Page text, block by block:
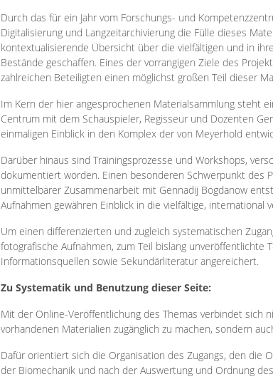
Durch das für ein Jahr vom Forschungs- und
Digitalisierung und Langzeitarchivierung die Fülle dieses
kontextualisierende Übersicht über die vielfältigen und in
Bestände geschaffen. Eines der vorrangigen Ziele des
zahlreichen Beteiligten einen möglichst großen Teil dieser
Im Kern der hier angesprochenen Materialsammlung steht
Centrum mit dem Schauspieler, Regisseur und Dozenten
einmaligen Einblick in den Komplex der von Meyerhold
Darüber hinaus sind Trainingsprozesse und Workshops,
dokumentiert worden. Einen besonderen Schwerpunkt des
unmittelbarer Zusammenarbeit mit Gennadij Bogdanow
Aufnahmen gewähren Einblick in die vielfältige,
Um einen differenzierten und zugleich systematischen
fotografische Aufnahmen, zum Teil bislang
Informationsquellen sowie Sekundärliteratur angereichert.
Zu Systematik und Benutzung dieser Seite:
Mit der Online-Veröffentlichung des Themas verbindet
vorhandenen Materialien zugänglich zu machen, sondern
Dafür orientiert sich die Organisation des Zugangs, den die
der Biomechanik und nach der Auswertung und Ordnung